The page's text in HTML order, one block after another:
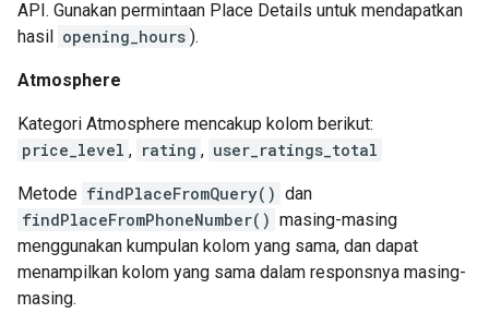
API. Gunakan permintaan Place Details untuk mendapatkan
hasil opening_hours ).
Atmosphere
Kategori Atmosphere mencakup kolom berikut:
price_level , rating , user_ratings_total
Metode findPlaceFromQuery() dan
findPlaceFromPhoneNumber() masing-masing
menggunakan kumpulan kolom yang sama, dan dapat
menampilkan kolom yang sama dalam responsnya masing-
masing.